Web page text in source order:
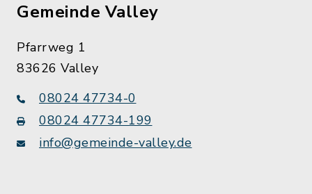
Gemeinde Valley
Pfarrweg 1
83626 Valley
08024 47734-0
08024 47734-199
info@gemeinde-valley.de